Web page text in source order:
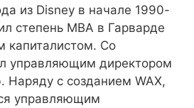
из Disney в начале 1990-
степень MBA в Гарварде
капиталистом. Со
управляющим директором
Наряду с созданием WAX,
управляющим